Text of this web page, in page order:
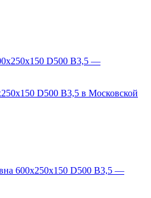
D500 В3,5 в Московской